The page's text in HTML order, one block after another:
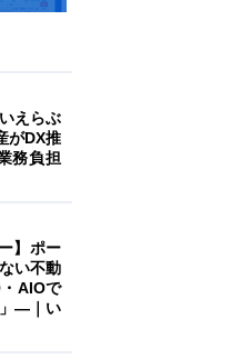
えらぶ
がDX推
務負担
】ポー
い不動
AIOで
」―｜い